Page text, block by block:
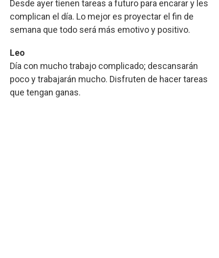
Desde ayer tienen tareas a futuro para encarar y les
complican el día. Lo mejor es proyectar el fin de
semana que todo será más emotivo y positivo.
Leo
Día con mucho trabajo complicado; descansarán
poco y trabajarán mucho. Disfruten de hacer tareas
que tengan ganas.